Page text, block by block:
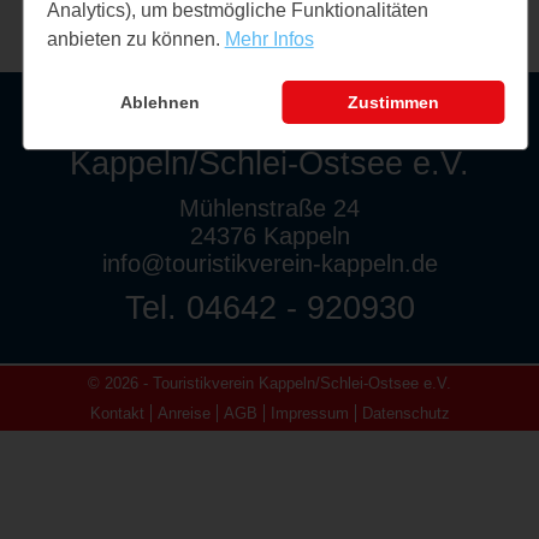
Touristikverein
Kappeln/Schlei-Ostsee e.V.
Mühlenstraße 24
24376 Kappeln
info@touristikverein-kappeln.de
Tel. 04642 - 920930
© 2026 - Touristikverein Kappeln/Schlei-Ostsee e.V.
Kontakt
Anreise AGB Impressum Datenschutz
Analytics), um bestmögliche Funktionalitäten
anbieten zu können. Mehr Infos
Ablehnen Zustimmen